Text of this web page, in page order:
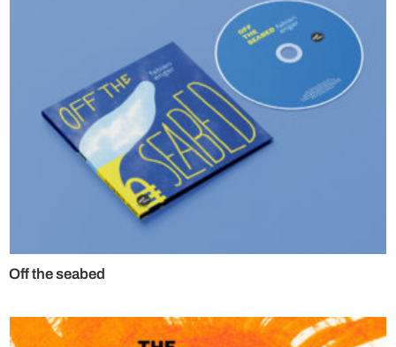
Off the seabed